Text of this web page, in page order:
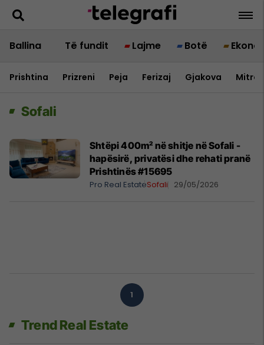
Ballina Të fundit Lajme Botë
Prishtina Prizreni Peja Ferizaj Gjakova
Sofali
Shtëpi 400m² në shitje në Sofali -
hapësirë, privatësi dhe rehati pranë
Prishtinës #15695
Pro Real EstateSofali 29/05/2026
1
Trend Real Estate